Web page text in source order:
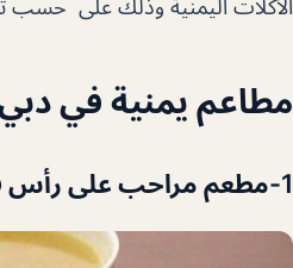
الأكلات اليمنية وذلك على حسب
مطاعم يمنية في
1-مطعم مراحب على رأس قائمة أفضل مطاعم يمنية في دبي